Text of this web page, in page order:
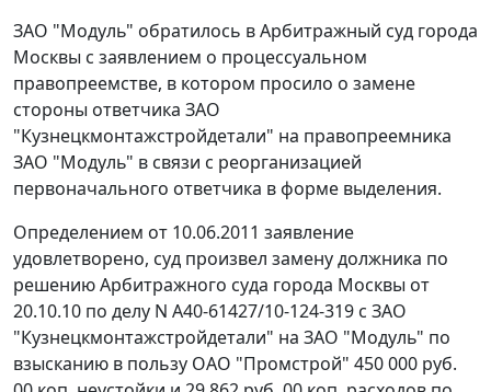
ЗАО "Модуль" обратилось в Арбитражный суд города
Москвы с заявлением о процессуальном
правопреемстве, в котором просило о замене
стороны ответчика ЗАО
"Кузнецкмонтажстройдетали" на правопреемника
ЗАО "Модуль" в связи с реорганизацией
первоначального ответчика в форме выделения.
Определением от 10.06.2011 заявление
удовлетворено, суд произвел замену должника по
решению Арбитражного суда города Москвы от
20.10.10 по делу N А40-61427/10-124-319 с ЗАО
"Кузнецкмонтажстройдетали" на ЗАО "Модуль" по
взысканию в пользу ОАО "Промстрой" 450 000 руб.